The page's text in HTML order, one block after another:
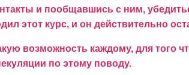
и пообщавшись с ним,
этот курс, и он действительно
возможность каждому, для того
по этому поводу.